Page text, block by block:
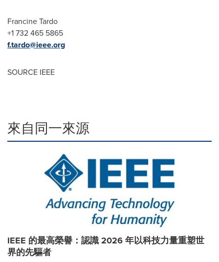
Francine Tardo
+1 732 465 5865
f.tardo@ieee.org
SOURCE IEEE
來自同一來源
IEEE 的最高榮譽：認識 2026 年以科技力量重塑世
界的先驅者